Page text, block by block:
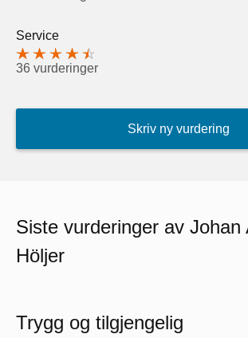
Service
36 vurderinger
Skriv ny vurdering
Siste vurderinger av Johan
Höljer
Trygg og tilgjengelig